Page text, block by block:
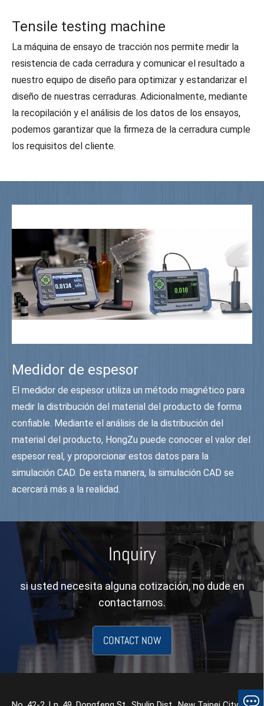
Tensile testing machine
La máquina de ensayo de tracción nos permite medir la
resistencia de cada cerradura y comunicar el resultado a
nuestro equipo de diseño para optimizar y estandarizar el
diseño de nuestras cerraduras. Adicionalmente, mediante
la recopilación y el análisis de los datos de los ensayos,
podemos garantizar que la firmeza de la cerradura cumple
los requisitos del cliente.
Medidor de espesor
El medidor de espesor utiliza un método magnético para
medir la distribución del material del producto de forma
confiable. Mediante el análisis de la distribución del
material del producto, HongZu puede conocer el valor del
espesor real, y proporcionar estos datos para la
simulación CAD. De esta manera, la simulación CAD se
acercará más a la realidad.
Inquiry
si usted necesita alguna cotización, no dude en
contactarnos.
CONTACT NOW